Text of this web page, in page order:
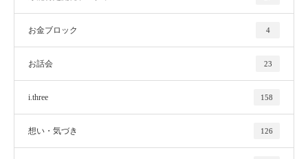
お金ブロック 4
お話会 23
i.three 158
想い・気づき 126